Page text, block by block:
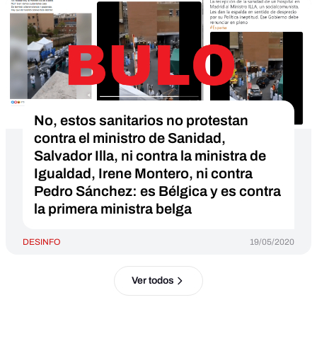
No, estos sanitarios no protestan
contra el ministro de Sanidad,
Salvador Illa, ni contra la ministra de
Igualdad, Irene Montero, ni contra
Pedro Sánchez: es Bélgica y es contra
la primera ministra belga
DESINFO 19/05/2020
Ver todos